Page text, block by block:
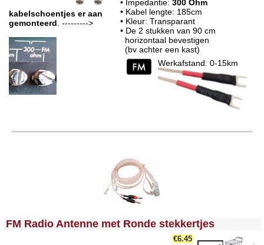
kabelschoentjes er aan
gemonteerd . --------->
• Impedantie: 300 Ohm
• Kabel lengte: 185cm
• Kleur: Transparant
• De 2 stukken van 90 cm
horizontaal bevestigen
(bv achter een kast)
Werkafstand: 0-15km
<!-- MakeFullWidth0 --><!-- MakeFullWidth1 --><!-- MakeFullWidth2 --><!-- MakeFullWidth3 --><!-- MakeFullWidth4 --><!-- MakeFullWidth5 --><!-- MakeFullWidth6 --><!-- MakeFullWidth7 --><!-- MakeFullWidth8 --><!-- MakeFullWidth9 --><!-- MakeFullWidth10 --><!-- MakeFullWidth11 --><!-- MakeFullWidth12 --><!-- MakeFullWidth13 --><!-- MakeFullWidth14 --><!-- MakeFullWidth15 --><!-- MakeFullWidth16 --><!-- MakeFullWidth17 --><!-- MakeFullWidth18 --><!-- MakeFullWidth19 -->
FM Radio Antenne met Ronde stekkertjes
€6.45